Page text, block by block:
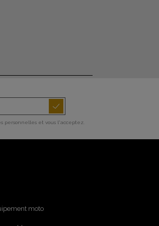
personnelles et vous l'acceptez.
moto